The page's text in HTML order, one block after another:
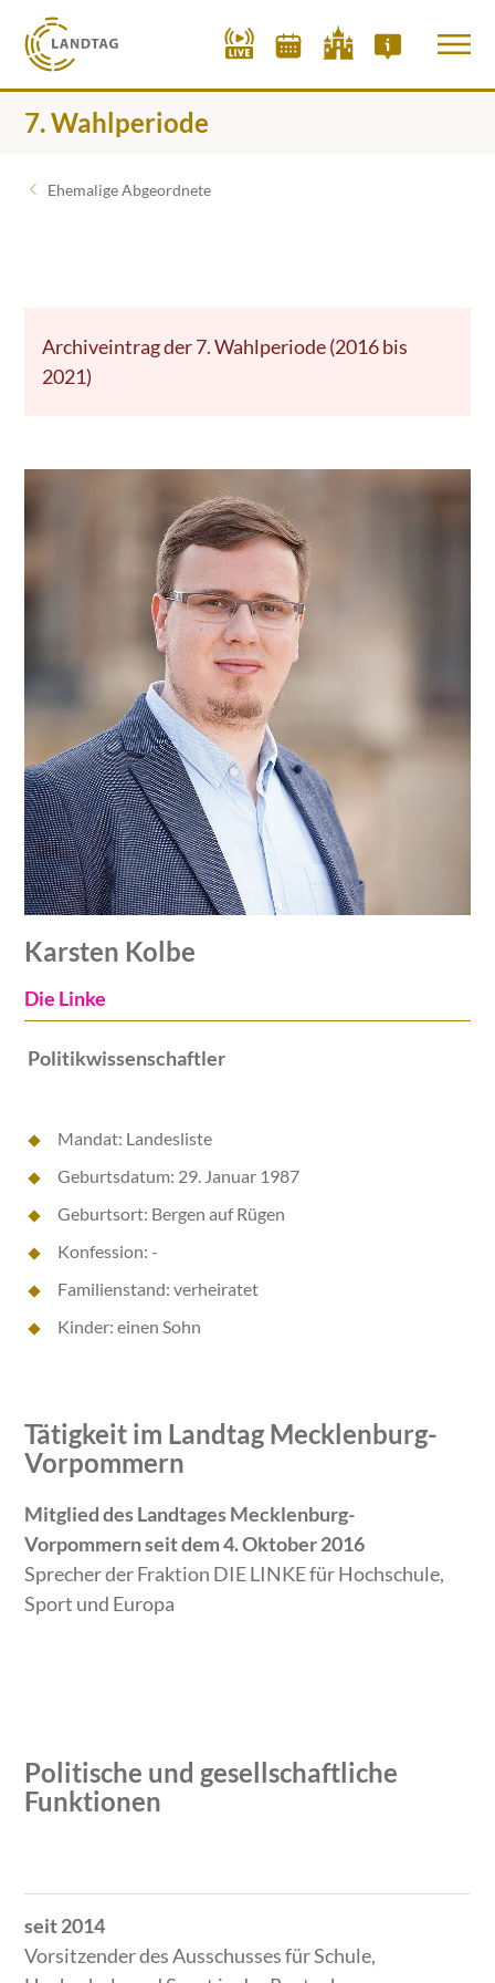
7. Wahlperiode
Ehemalige Abgeordnete
Archiveintrag der 7. Wahlperiode (2016 bis
2021)
Karsten Kolbe
Die Linke
Politikwissenschaftler
Mandat: Landesliste
Geburtsdatum: 29. Januar 1987
Geburtsort: Bergen auf Rügen
Konfession: -
Familienstand: verheiratet
Kinder: einen Sohn
Tätigkeit im Landtag Mecklenburg-
Vorpommern
Mitglied des Landtages Mecklenburg-
Vorpommern seit dem 4. Oktober 2016
Sprecher der Fraktion DIE LINKE für Hochschule,
Sport und Europa
Politische und gesellschaftliche
Funktionen
Zeitraum
Tätigkeit
seit 2014
Vorsitzender des Ausschusses für Schule,